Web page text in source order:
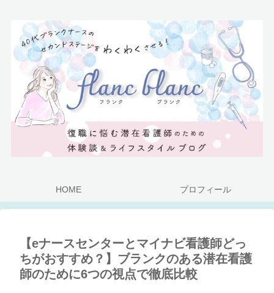
HOME プロフィール
【eナースセンターとマイナビ看護師どっ
ちがおすすめ？】ブランクのある潜在看護
師のために6つの視点で徹底比較